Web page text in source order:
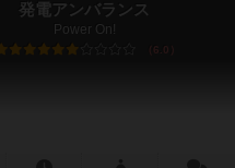
発電アンバランス
Power On!
6.0